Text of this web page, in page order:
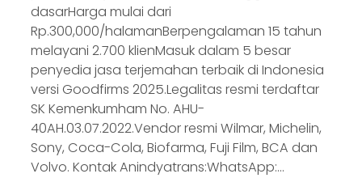
dasarHarga mulai dari
Rp.300,000/halamanBerpengalaman 15 tahun
melayani 2.700 klienMasuk dalam 5 besar
penyedia jasa terjemahan terbaik di Indonesia
versi Goodfirms 2025.Legalitas resmi terdaftar
SK Kemenkumham No. AHU-
40AH.03.07.2022.Vendor resmi Wilmar, Michelin,
Sony, Coca-Cola, Biofarma, Fuji Film, BCA dan
Volvo. Kontak Anindyatrans:WhatsApp:…